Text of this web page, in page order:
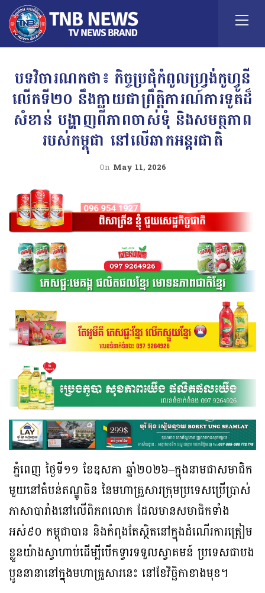
បទវិចារណកថា៖ កិច្ចប្រជុំកំពូលហ្វ្រង់កូហ្វូនី
លើកទី២០ នឹងក្លាយជាព្រឹត្តិការណ៍ការទូតដ៏
សំខាន់ បង្ហាញពីភាពចាស់ទុំ និងសមត្ថភាព
របស់កម្ពុជា នៅលើឆាកអន្តរជាតិ
On May 11, 2026
ភ្នំពេញ ថ្ងៃទី១១ ខែឧសភា ឆ្នាំ២០២៦–ក្នុងនាមជាសមាជិក
មួយនៅតំបន់ឥណ្ឌូចិន នៃមហាគ្រួសារក្រុមប្រទេសប្រើប្រាស់
ភាសាបារាំងនៅលើពិភពលោក ដែលមានសមាជិកទាំង
អស់៩០ កម្ពុជាបាន និងកំពុងតែស្ថិតនៅក្នុងដំណើរការត្រៀម
ខ្លួនយ៉ាងស្វាហាប់ដើម្បីបើកទ្វារទទួលស្វាគមន៍ ប្រទេសជាបង
ប្អូននានានៅក្នុងមហាគ្រួសារនេះ នៅខែវិច្ឆិកាខាងមុខ​។